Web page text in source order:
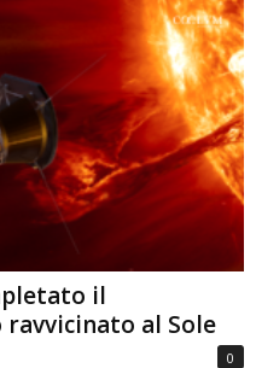
il
al Sole
0